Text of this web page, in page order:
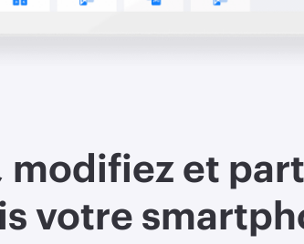
modifiez et
votre